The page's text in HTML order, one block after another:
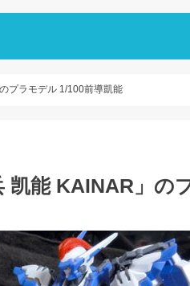
プラモデル 1/100前導凱能
凯能 KAINAR」の